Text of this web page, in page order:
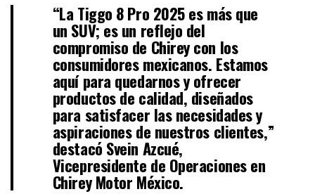
“La Tiggo 8 Pro 2025 es más que
un SUV; es un reflejo del
compromiso de Chirey con los
consumidores mexicanos. Estamos
aquí para quedarnos y ofrecer
productos de calidad, diseñados
para satisfacer las necesidades y
aspiraciones de nuestros clientes,”
destacó Svein Azcué,
Vicepresidente de Operaciones en
Chirey Motor México.